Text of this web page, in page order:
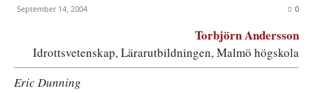
September 14, 2004 0
Torbjörn Andersson
Idrottsvetenskap, Lärarutbildningen, Malmö högskola
Eric Dunning